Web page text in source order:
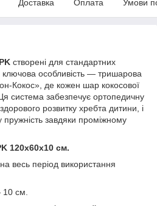
Доставка Оплата Умови
створені для стандартних
ключова особливість — тришарова
Кокос», де кожен шар кокосової
система забезпечує ортопедичну
розвитку хребта дитини, і
завдяки проміжному
120x60x10 см.
весь період використання
см.